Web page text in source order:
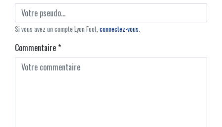
Si vous avez un compte Lyon Foot, connectez-vous.
Commentaire*